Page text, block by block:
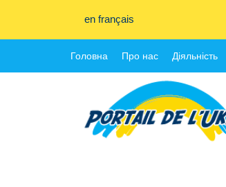
en français
Головна Про нас Діяльність